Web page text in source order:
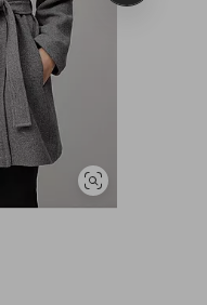
Se
lignende